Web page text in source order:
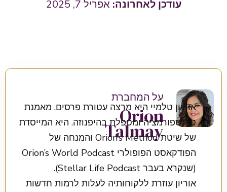
אפריל 7, 2025
על המחברת
Orion
Talmay
אוריון טלמיי היא מרצה עטורת פרסים, מאמנת
טרנספורמציה ומטפלת בהיפנוזה. היא המייסדת
של שיטת Orion’s Method והמנחה של
הפודקאסט הפופולרי Orion’s World Podcast
(שנקרא בעבר Stellar Life Podcast).
אוריון עוזרת ללקוחותיה לעלות לרמות חדשות